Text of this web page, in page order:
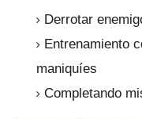
Derrotar
Entrenamiento
maniquíes
Completando